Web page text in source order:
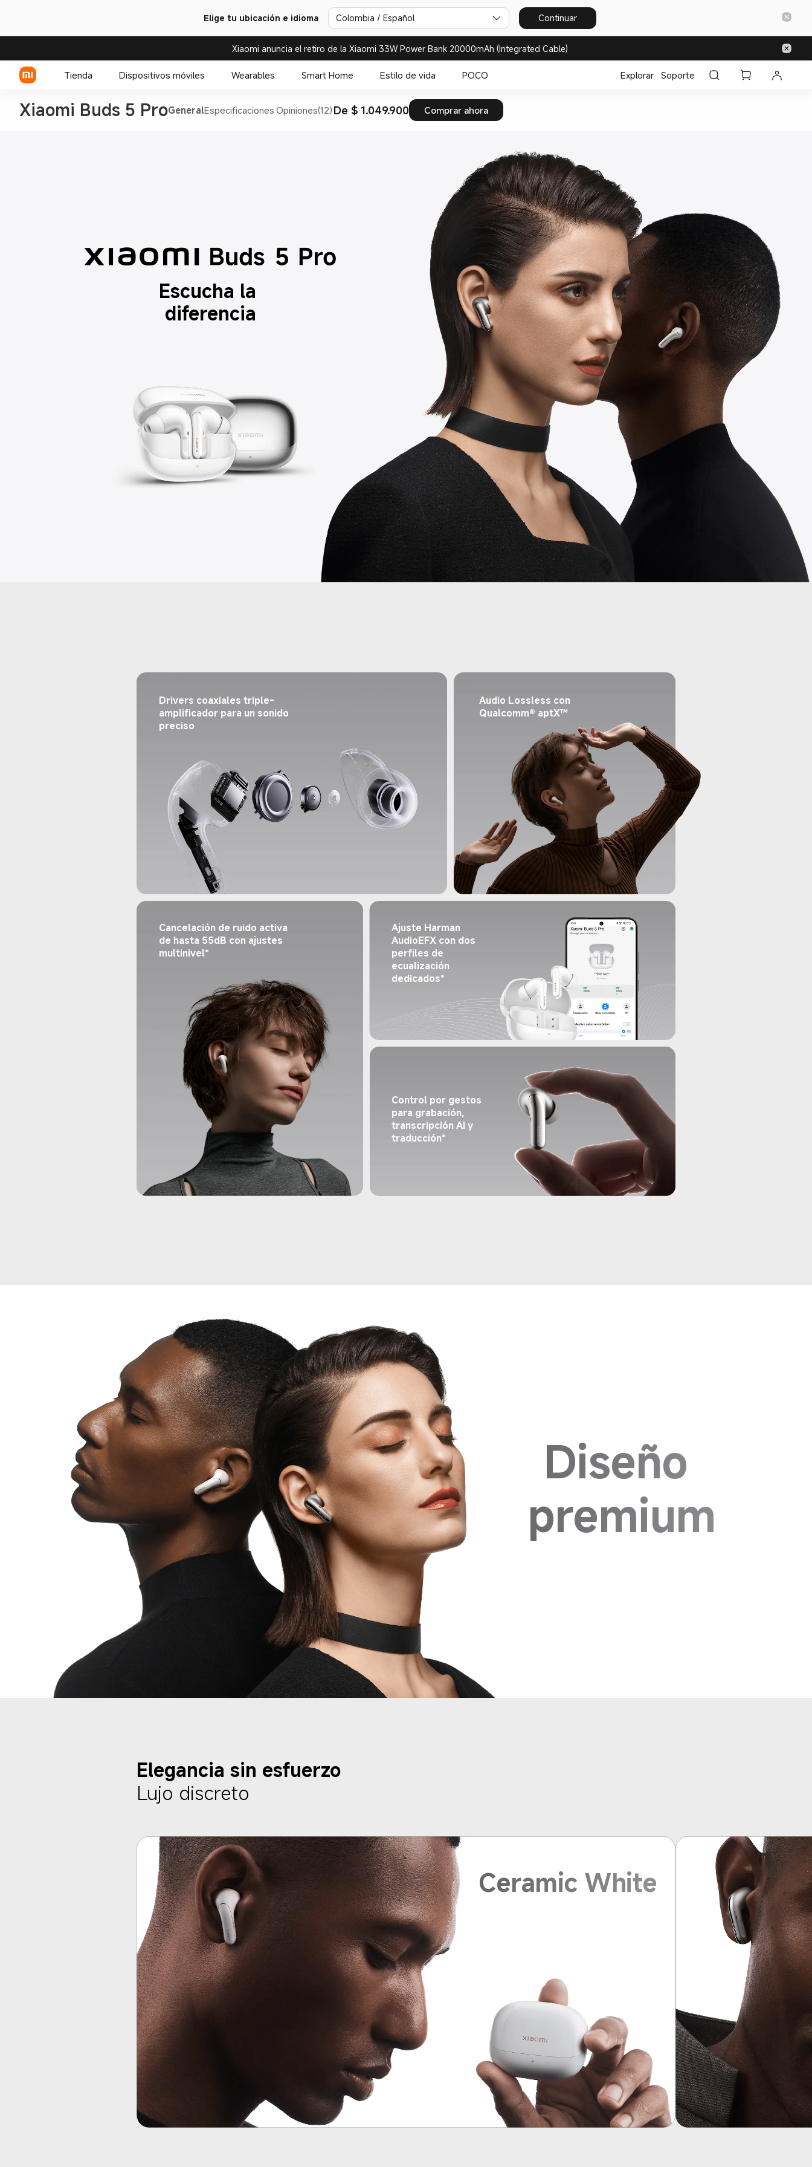
Elige tu ubicación e idioma Colombia / Español Continuar
Xiaomi anuncia el retiro de la Xiaomi 33W Power Bank 20000mAh (Integrated Cable)
Tienda Dispositivos móviles Wearables Smart Home Estilo de vida POCO Explorar Soporte
Xiaomi Buds 5 ProGeneralEspecificaciones Opiniones(12) De $ 1.049.900 Comprar ahora
Escucha la
diferencia
Drivers coaxiales triple-
amplificador para un sonido
preciso
Audio Lossless con
Qualcomm® aptX™
Cancelación de ruido activa
de hasta 55dB con ajustes
multinivel*
Ajuste Harman
AudioEFX con dos
perfiles de
ecualización
dedicados*
Control por gestos
para grabación,
transcripción AI y
traducción*
Diseño
premium
Elegancia sin esfuerzo
Lujo discreto
Ceramic White